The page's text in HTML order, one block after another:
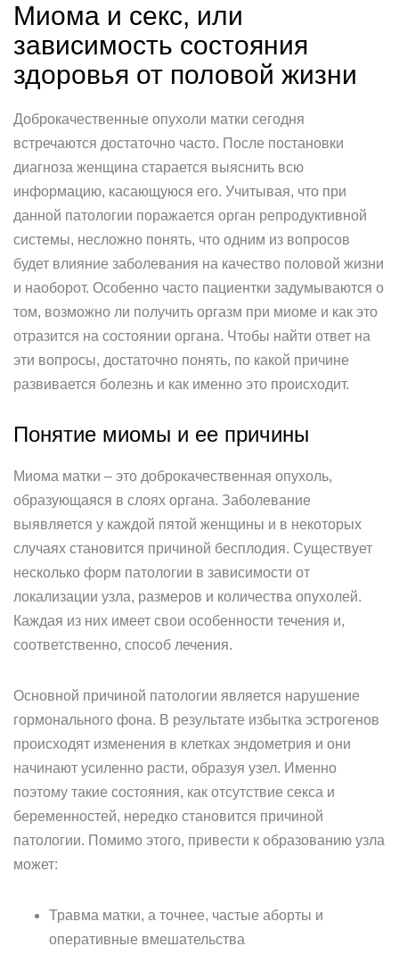
Миома и секс, или
зависимость состояния
здоровья от половой жизни
Доброкачественные опухоли матки сегодня
встречаются достаточно часто. После постановки
диагноза женщина старается выяснить всю
информацию, касающуюся его. Учитывая, что при
данной патологии поражается орган репродуктивной
системы, несложно понять, что одним из вопросов
будет влияние заболевания на качество половой жизни
и наоборот. Особенно часто пациентки задумываются о
том, возможно ли получить оргазм при миоме и как это
отразится на состоянии органа. Чтобы найти ответ на
эти вопросы, достаточно понять, по какой причине
развивается болезнь и как именно это происходит.
Понятие миомы и ее причины
Миома матки – это доброкачественная опухоль,
образующаяся в слоях органа. Заболевание
выявляется у каждой пятой женщины и в некоторых
случаях становится причиной бесплодия. Существует
несколько форм патологии в зависимости от
локализации узла, размеров и количества опухолей.
Каждая из них имеет свои особенности течения и,
соответственно, способ лечения.
Основной причиной патологии является нарушение
гормонального фона. В результате избытка эстрогенов
происходят изменения в клетках эндометрия и они
начинают усиленно расти, образуя узел. Именно
поэтому такие состояния, как отсутствие секса и
беременностей, нередко становится причиной
патологии. Помимо этого, привести к образованию узла
может:
Травма матки, а точнее, частые аборты и
оперативные вмешательства